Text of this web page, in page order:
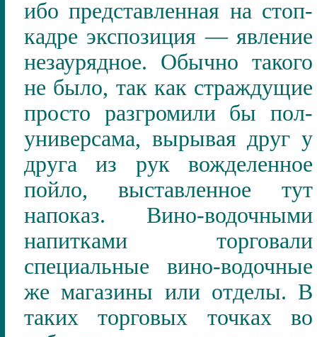
ибо представленная на стоп-
кадре экспозиция— явление
незаурядное. Обычно такого
не было, так как страждущие
просто разгромили бы пол-
универсама, вырывая друг у
друга из рук вожделенное
пойло, выставленное тут
напоказ. Вино-водочными
напитками торговали
специальные вино-водочные
же магазины или отделы. В
таких торговых точках во